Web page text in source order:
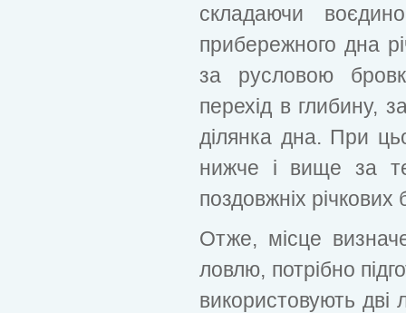
складаючи
прибережного дна
за русловою
перехід в глибину,
ділянка дна. При
нижче і вище за
поздовжніх річкових
Отже, місце
ловлю, потрібно
використовують дві